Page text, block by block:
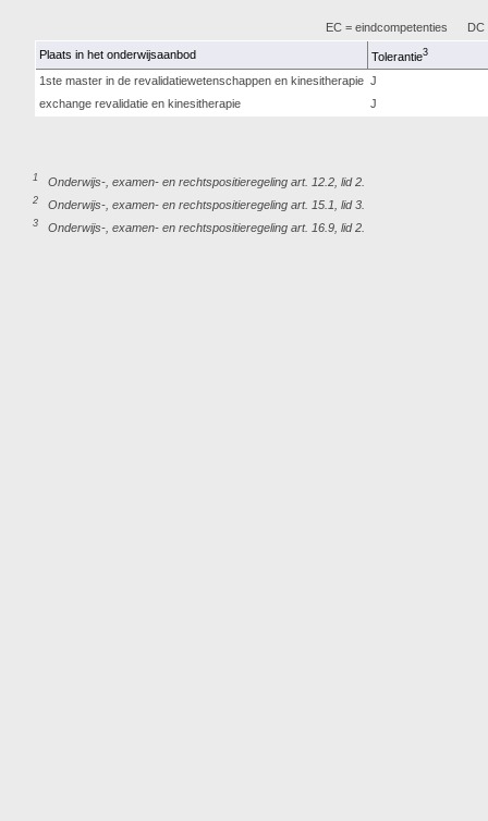
EC = eindcompetenties DC
Plaats in het onderwijsaanbod Tolerantie3
1ste master in de revalidatiewetenschappen en kinesitherapie J
exchange revalidatie en kinesitherapie
J
1 Onderwijs-, examen- en rechtspositieregeling art. 12.2, lid 2.
2 Onderwijs-, examen- en rechtspositieregeling art. 15.1, lid 3.
3 Onderwijs-, examen- en rechtspositieregeling art. 16.9, lid 2.